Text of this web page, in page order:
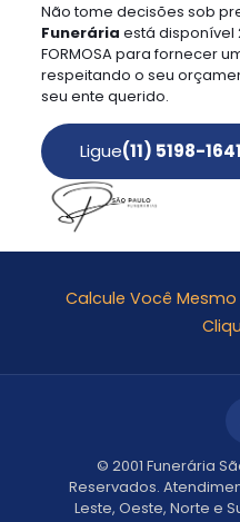
Não tome decisões sob
Funerária está disponível
FORMOSA para fornecer
respeitando o seu
seu ente querido.
Ligue(11) 5198-1641
Calcule Você
© 2001 Funerária
Reservados.
Leste, Oeste, Norte e